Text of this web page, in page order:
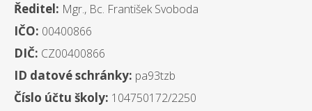
Ředitel: Mgr., Bc. František Svoboda
IČO: 00400866
DIČ: CZ00400866
ID datové schránky: pa93tzb
Číslo účtu školy: 104750172/2250